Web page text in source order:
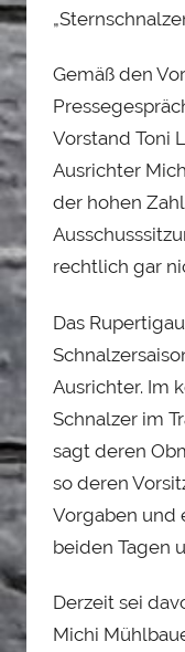
Gemäß den
Vorstand Toni
Ausrichter
der hohen
rechtlich gar
Das
Ausrichter. Im
Schnalzer im
sagt deren
so deren
Vorgaben und
beiden Tagen
Derzeit sei
Michi